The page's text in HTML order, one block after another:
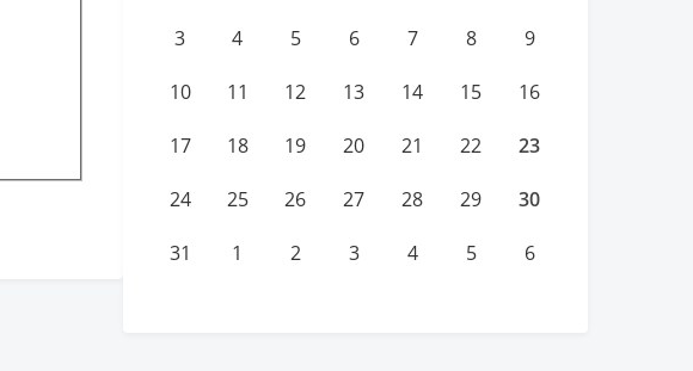
3 4 5 6 7 8 9
10 11 12 13 14 15 16
17 18 19 20 21 22 23
24 25 26 27 28 29 30
31 1 2 3 4 5 6